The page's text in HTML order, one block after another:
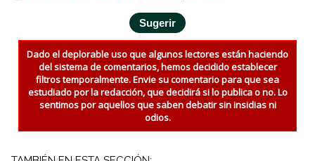
Dado el deplorable uso que algunos lectores están haciendo
del sistema de comentarios, hemos decidido establecer
filtros temporalmente. Envie su comentario para que sea
estudiado por la redacción, que decidirá si lo publica o no. Lo
sentimos por aquellos que saben debatir sin insidias ni
odios.